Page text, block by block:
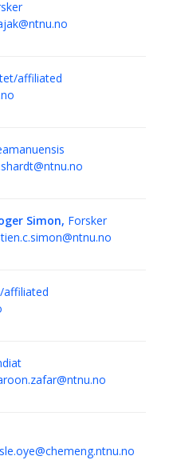
affiliated
Simon, Forsker
affiliated